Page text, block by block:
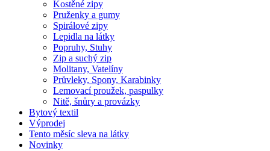
Kostěné zipy
Pruženky a gumy
Spirálové zipy
Lepidla na látky
Popruhy, Stuhy
Zip a suchý zip
Molitany, Vatelíny
Průvleky, Spony, Karabinky
Lemovací proužek, paspulky
Nitě, šnůry a provázky
Bytový textil
Výprodej
Tento měsíc sleva na látky
Novinky